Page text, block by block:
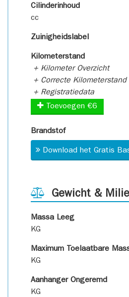
Cilinderinhoud
cc
Zuinigheidslabel
Kilometerstand
+ Kilometer Overzicht
+ Correcte Kilometerstand
+ Registratiedata
Toevoegen €6
Brandstof
Download het Gratis
Gewicht &
Massa Leeg
KG
Maximum Toelaatbare
KG
Aanhanger Ongeremd
KG